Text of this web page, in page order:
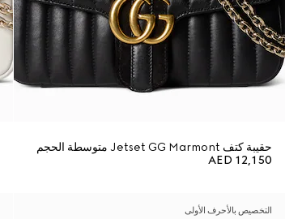
حقيبة كتف Jetset GG Marmont متوسطة الحجم
AED 12,150
التخصيص بالأحرف الأولى